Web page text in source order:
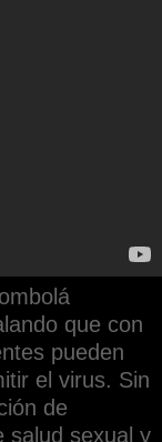
que con
pueden
el virus. Sin
de
salud sexual y